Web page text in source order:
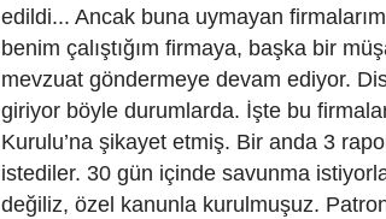
edildi... Ancak buna uymayan
benim çalıştığım firmaya, başka bir
mevzuat göndermeye devam ediyor.
giriyor böyle durumlarda. İşte bu
Kurulu’na şikayet etmiş. Bir anda 3
istediler. 30 gün içinde savunma
değiliz, özel kanunla kurulmuşuz.